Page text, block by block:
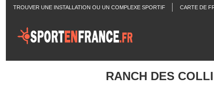
TROUVER UNE INSTALLATION OU UN COMPLEXE SPORTIF CARTE DE
RANCH DES